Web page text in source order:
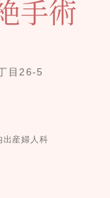
目26-5
出産婦人科